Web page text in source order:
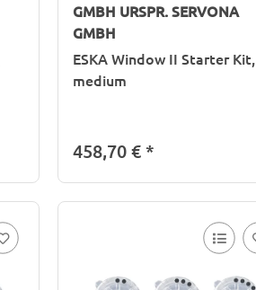
GMBH URSPR. SERVONA
GMBH
ESKA Window II Starter Kit,
medium
458,70 €*